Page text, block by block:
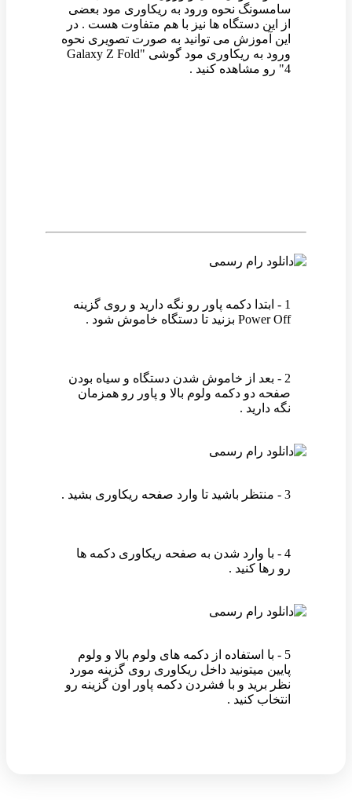
سامسونگ نحوه ورود به ریکاوری مود بعضی
از این دستگاه ها نیز با هم متفاوت هست . در
این آموزش می توانید به صورت تصویری نحوه
ورود به ریکاوری مود گوشی "Galaxy Z Fold
4" رو مشاهده کنید .
1 - ابتدا دکمه پاور رو نگه دارید و روی گزینه
Power Off بزنید تا دستگاه خاموش شود .
2 - بعد از خاموش شدن دستگاه و سیاه بودن
صفحه دو دکمه ولوم بالا و پاور رو همزمان
نگه دارید .
3 - منتظر باشید تا وارد صفحه ریکاوری بشید .
4 - با وارد شدن به صفحه ریکاوری دکمه ها
رو رها کنید .
5 - با استفاده از دکمه های ولوم بالا و ولوم
پایین میتونید داخل ریکاوری روی گزینه مورد
نظر برید و با فشردن دکمه پاور اون گزینه رو
انتخاب کنید .